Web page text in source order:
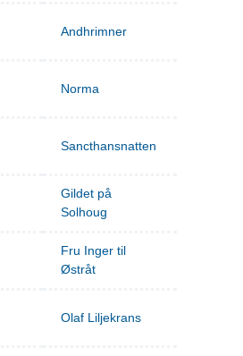
Andhrimner
Norma
Sancthansnatten
Gildet på
Solhoug
Fru Inger til
Østråt
Olaf Liljekrans